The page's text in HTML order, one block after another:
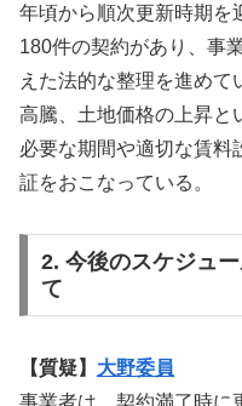
年頃から順次更新時期を
180件の契約があり、事
えた法的な整理を進め
高騰、土地価格の上昇と
必要な期間や適切な賃料
証をおこなっている。
2. 今後のスケジュ
て
【質疑】 大野委員